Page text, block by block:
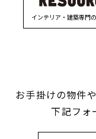
インテリア・建築専門
お手掛けの物件
下記フォ